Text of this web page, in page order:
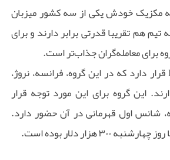
مکزیک خودش یکی از سه کشور میزبان
هم تقریبا قدرتی برابر دارند و برای
برای معامله‌گران جذاب‌تر است.
بعد از این گروه، گروه I قرار دارد که در این گروه، فرانسه، نروژ،
این گروه برای این مورد توجه قرار
شانس اول قهرمانی در آن حضور دارد.
هزار دلار بوده است.